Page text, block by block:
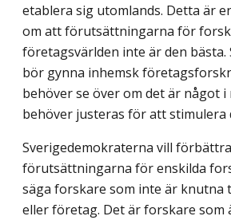
etablera sig utomlands. Detta är
om att förutsättningarna för
företagsvärlden inte är den bästa.
bör gynna inhemsk
behöver se över om det är något
behöver justeras för att stimulera
Sverigedemokraterna vill förbättra
förutsättningarna för enskilda
säga forskare som inte är knutna
eller företag. Det är forskare som